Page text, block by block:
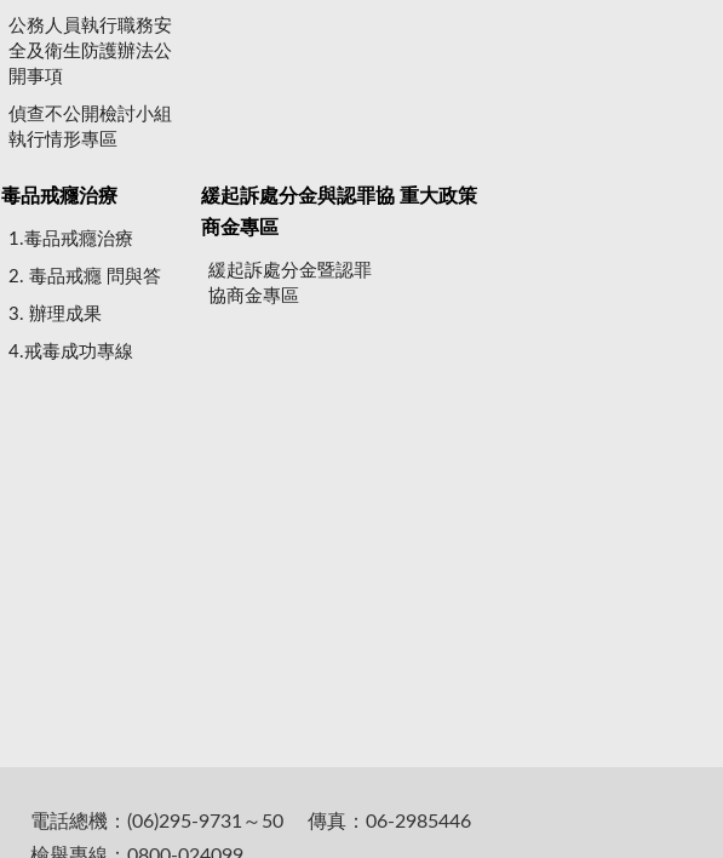
公務人員執行職務安
全及衛生防護辦法公
開事項
偵查不公開檢討小組
執行情形專區
毒品戒癮治療
1.毒品戒癮治療
2. 毒品戒癮 問與答
3. 辦理成果
4.戒毒成功專線
緩起訴處分金與認罪協
商金專區
緩起訴處分金暨認罪
協商金專區
重大政策
電話總機：(06)295-9731～50 傳真：06-2985446